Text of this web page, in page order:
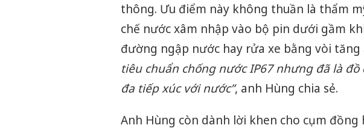
thông. Ưu điểm này không thuần là thẩm
chế nước xâm nhập vào bộ pin dưới gầm
đường ngập nước hay rửa xe bằng vòi tăng
tiêu chuẩn chống nước IP67 nhưng đã là
đa tiếp xúc với nước”, anh Hùng chia sẻ.
Anh Hùng còn dành lời khen cho cụm